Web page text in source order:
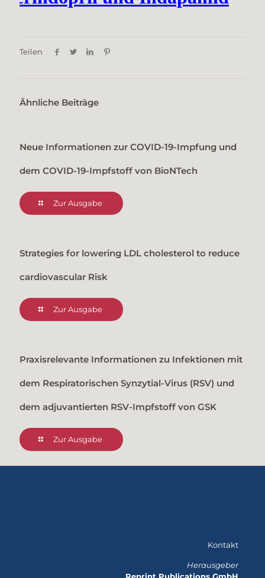
Teilen
Ähnliche Beiträge
Neue Informationen zur COVID-19-Impfung und
dem COVID-19-Impfstoff von BioNTech
Zur Ausgabe
Strategies for lowering LDL cholesterol to reduce
cardiovascular Risk
Zur Ausgabe
Praxisrelevante Informationen zu Infektionen mit
dem Respiratorischen Synzytial-Virus (RSV) und
dem adjuvantierten RSV-Impfstoff von GSK
Zur Ausgabe
Kontakt
Herausgeber